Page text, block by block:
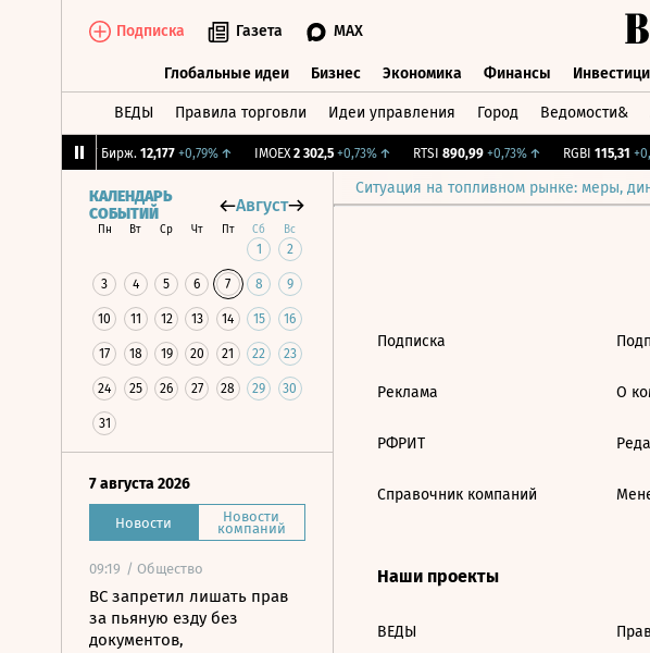
Подписка Газета MAX
Глобальные идеи Бизнес Экономика Финансы
ВЕДЫ Правила торговли Идеи управления Город Ведомости&
CNY Бирж. 12,177 +0,79%↑ IMOEX 2 302,5 +0,73%↑ RTSI 890,99 +0,73%↑ RGBI 115,31
Ситуация на топливном рынке: меры,
КАЛЕНДАРЬ
СОБЫТИЙ
Август
Пн Вт Ср Чт Пт Сб Вс
1 2
3 4 5 6 7 8 9
10 11 12 13 14 15 16
17 18 19 20 21 22 23
24 25 26 27 28 29 30
31
7 августа 2026
Новости Новости
компаний
09:19 / Общество
ВС запретил лишать прав
за пьяную езду без
документов,
Подписка
Реклама
РФРИТ
Справочник компаний
О
Наши проекты
ВЕДЫ